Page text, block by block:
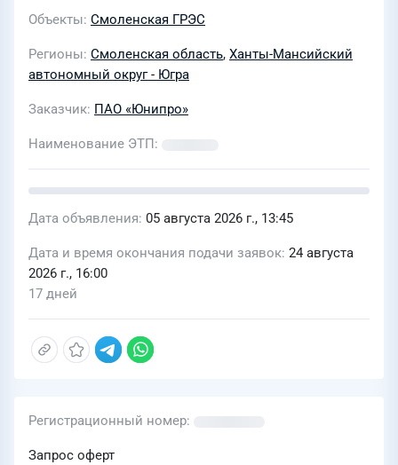
Объекты Смоленская ГРЭС
Регионы Смоленская область, Ханты-Мансийский
автономный округ - Югра
Заказчик ПАО «Юнипро»
Наименование ЭТП
Дата объявления 05 августа 2026 г., 13:45
Дата и время окончания подачи заявок 24 августа
2026 г., 16:00
17 дней
Регистрационный номер
Запрос оферт